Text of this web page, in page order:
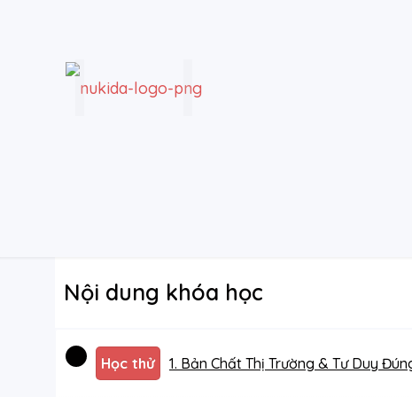
Nội dung khóa học
Học thử 1. Bản Chất Thị Trường & Tư Duy